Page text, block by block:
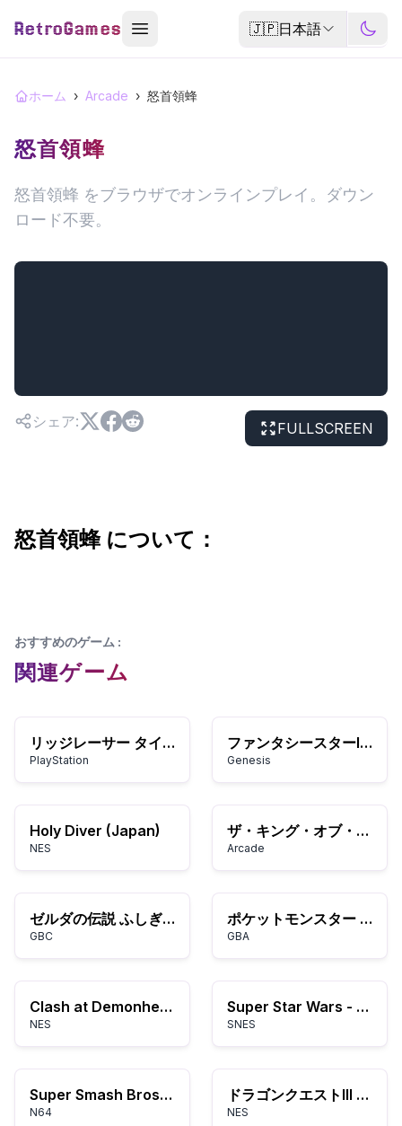
RetroGames 🇯🇵日本語
ホーム › Arcade › 怒首領蜂
怒首領蜂
怒首領蜂 をブラウザでオンラインプレイ。ダウン
ロード不要。
シェア: FULLSCREEN
怒首領蜂 について：
おすすめのゲーム :
関連ゲーム
リッジレーサー タイプ4
PlayStation
ファンタシースターIV ～時のはざま～
Genesis
Holy Diver (Japan)
NES
ザ・キング・オブ・ファイターズ2002
Arcade
ゼルダの伝説 ふしぎの木の実 大地の章
GBC
ポケットモンスター 赤：フルカラーハック
GBA
Clash at Demonhead (USA)
NES
Super Star Wars - Return of the Jedi (Europe)
SNES
Super Smash Bros. (USA)
N64
ドラゴンクエストIII そして伝説へ…
NES